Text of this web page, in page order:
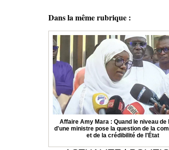
Dans la même rubrique :
Affaire Amy Mara : Quand le niveau de
d'une ministre pose la question de la
et de la crédibilité de l'État